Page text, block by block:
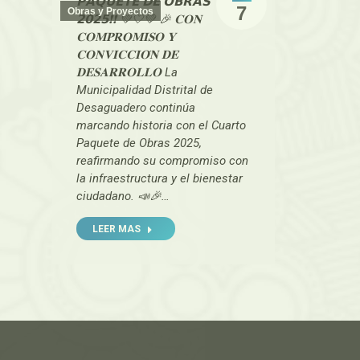
7
Obras y Proyectos
𝟮𝟬𝟮𝟱❗❗ 💚🤍💚 🎉 𝐂𝐎𝐍
𝐂𝐎𝐌𝐏𝐑𝐎𝐌𝐈𝐒𝐎 𝐘
𝐂𝐎𝐍𝐕𝐈𝐂𝐂𝐈𝐎́𝐍 𝐃𝐄
𝐃𝐄𝐒𝐀𝐑𝐑𝐎𝐋𝐋𝐎 La
Municipalidad Distrital de
Desaguadero continúa
marcando historia con el Cuarto
Paquete de Obras 2025,
reafirmando su compromiso con
la infraestructura y el bienestar
ciudadano. 📣🎉…
LEER MAS